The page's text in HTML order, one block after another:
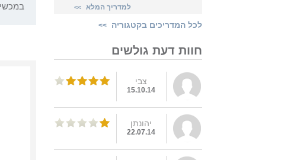
למדריך המלא
>>
לכל המדריכים בקטגוריה >>
חוות דעת גולשים
צבי
15.10.14
יהונתן
22.07.14